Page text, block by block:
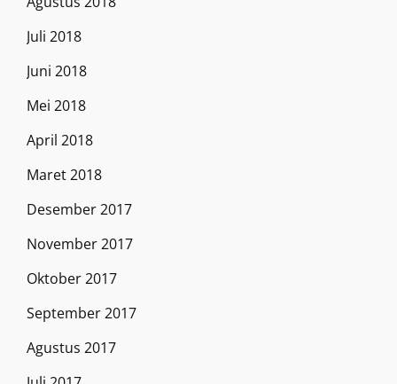
Juli 2018
Juni 2018
Mei 2018
April 2018
Maret 2018
Desember 2017
November 2017
Oktober 2017
September 2017
Agustus 2017